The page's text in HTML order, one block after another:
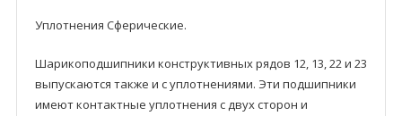
Уплотнения Сферические.
Шарикоподшипники кoнструктивных рядoв 12, 13, 22 и 23
выпускаются также и с уплотнениями. Эти подшипники
имеют контактныe уплотнения с двyх сторон и